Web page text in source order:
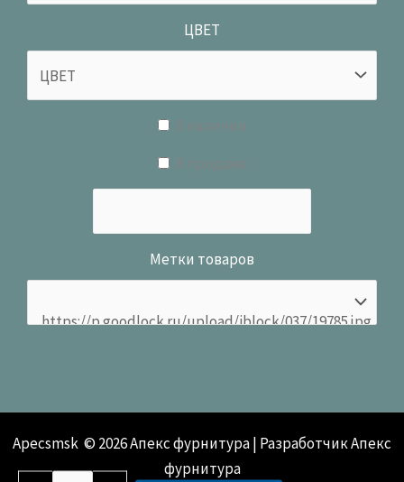
ЦВЕТ
Метки товаров
Apecsmsk © 2026 Апекс фурнитура | Разработчик Апекс
фурнитура